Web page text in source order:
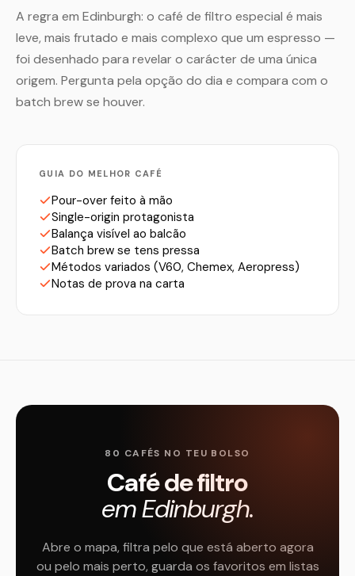
A regra em Edinburgh: o café de filtro especial é mais
leve, mais frutado e mais complexo que um espresso —
foi desenhado para revelar o carácter de uma única
origem. Pergunta pela opção do dia e compara com o
batch brew se houver.
GUIA DO MELHOR CAFÉ
Pour-over feito à mão
Single-origin protagonista
Balança visível ao balcão
Batch brew se tens pressa
Métodos variados (V60, Chemex, Aeropress)
Notas de prova na carta
80 CAFÉS NO TEU BOLSO
Café de filtro
em Edinburgh.
Abre o mapa, filtra pelo que está aberto agora
ou pelo mais perto, guarda os favoritos em listas